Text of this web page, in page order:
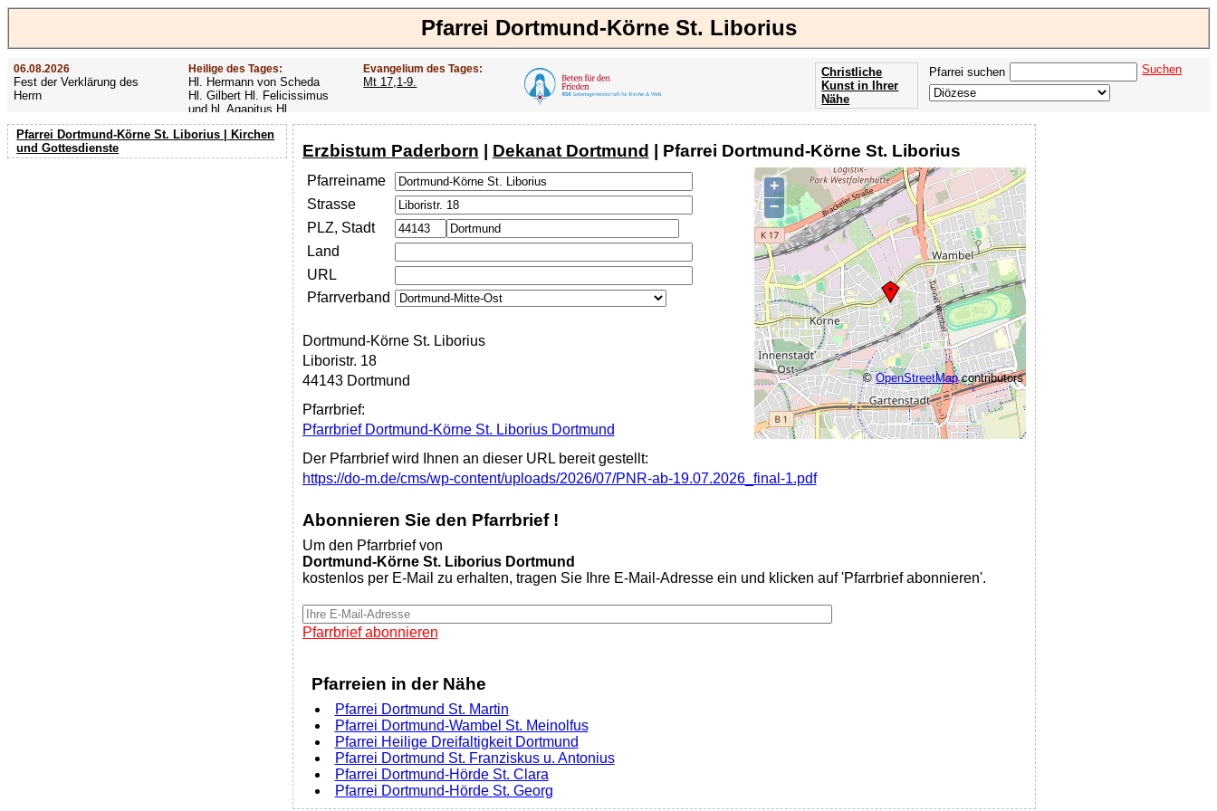
Pfarrei Dortmund-Körne St. Liborius
06.08.2026
Fest der Verklärung des
Herrn
Heilige des Tages:
Hl. Hermann von Scheda
Hl. Gilbert Hl. Felicissimus
und hl. Agapitus Hl.
Gezelinus (Gozelin)
Evangelium des Tages:
Mt 17,1-9.
Pfarrei suchen Suchen
Christliche
Kunst in Ihrer
Nähe
Pfarrei Dortmund-Körne St. Liborius | Kirchen
und Gottesdienste
Erzbistum Paderborn | Dekanat Dortmund | Pfarrei Dortmund-Körne St. Liborius
+
−
©OpenStreetMapcontributors
Pfarreiname
Strasse
PLZ, Stadt
Land
URL
Pfarrverband
Dortmund-Körne St. Liborius
Liboristr. 18
44143 Dortmund
Pfarrbrief:
Pfarrbrief Dortmund-Körne St. Liborius Dortmund
Der Pfarrbrief wird Ihnen an dieser URL bereit gestellt:
https://do-m.de/cms/wp-content/uploads/2026/07/PNR-ab-19.07.2026_final-1.pdf
Abonnieren Sie den Pfarrbrief !
Um den Pfarrbrief von
Dortmund-Körne St. Liborius Dortmund
kostenlos per E-Mail zu erhalten, tragen Sie Ihre E-Mail-Adresse ein und klicken auf 'Pfarrbrief abonnieren'.
Pfarrbrief abonnieren
Pfarreien in der Nähe
Pfarrei Dortmund St. Martin
Pfarrei Dortmund-Wambel St. Meinolfus
Pfarrei Heilige Dreifaltigkeit Dortmund
Pfarrei Dortmund St. Franziskus u. Antonius
Pfarrei Dortmund-Hörde St. Clara
Pfarrei Dortmund-Hörde St. Georg